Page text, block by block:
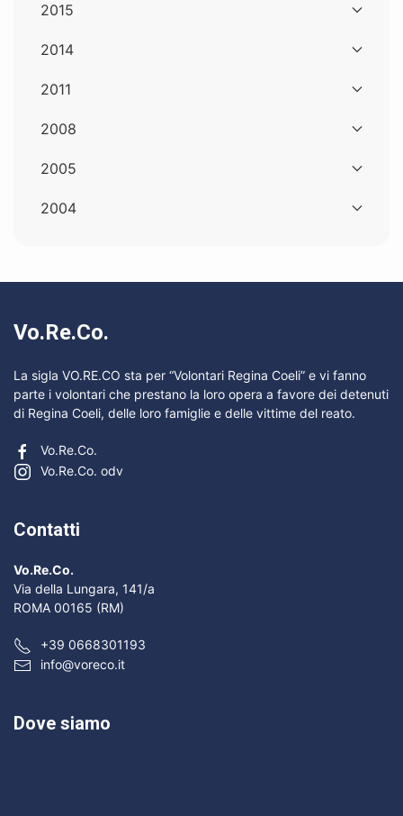
2015
2014
2011
2008
2005
2004
Vo.Re.Co.
La sigla VO.RE.CO sta per “Volontari Regina Coeli” e vi fanno
parte i volontari che prestano la loro opera a favore dei detenuti
di Regina Coeli, delle loro famiglie e delle vittime del reato.
Vo.Re.Co.
Vo.Re.Co. odv
Contatti
Vo.Re.Co.
Via della Lungara, 141/a
ROMA 00165 (RM)
+39 0668301193
info@voreco.it
Dove siamo